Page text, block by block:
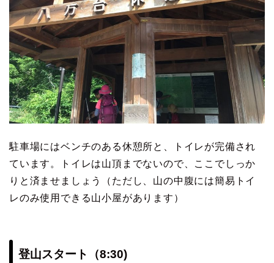
駐車場にはベンチのある休憩所と、トイレが完備され
ています。トイレは山頂までないので、ここでしっか
りと済ませましょう（ただし、山の中腹には簡易トイ
レのみ使用できる山小屋があります）
登山スタート（8:30)